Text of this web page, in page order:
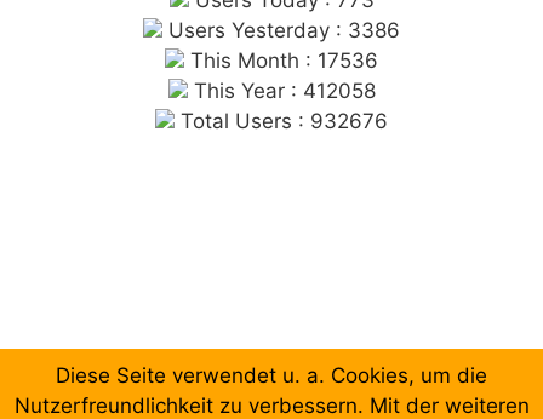
Users Yesterday : 3386
This Month : 17536
This Year : 412058
Total Users : 932676
Chronologische Aufzählung der Beiträge
Diese Seite verwendet u. a. Cookies, um die
Nutzerfreundlichkeit zu verbessern. Mit der weiteren